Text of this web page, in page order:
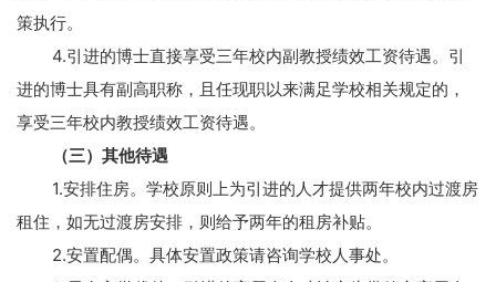
策执行。
4.引进的博士直接享受三年校内副教授绩效工资待遇。引
进的博士具有副高职称，且任现职以来满足学校相关规定的，
享受三年校内教授绩效工资待遇。
（三）其他待遇
1.安排住房。学校原则上为引进的人才提供两年校内过渡房
租住，如无过渡房安排，则给予两年的租房补贴。
2.安置配偶。具体安置政策请咨询学校人事处。